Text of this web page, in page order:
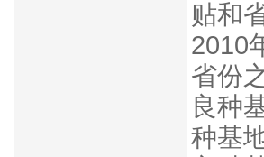
贴和
2010
省份
良种
种基